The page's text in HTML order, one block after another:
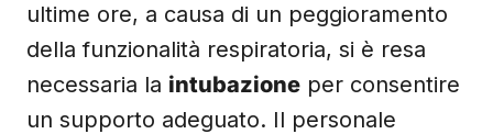
ultime ore, a causa di un peggioramento
della funzionalità respiratoria, si è resa
necessaria la intubazione per consentire
un supporto adeguato. Il personale